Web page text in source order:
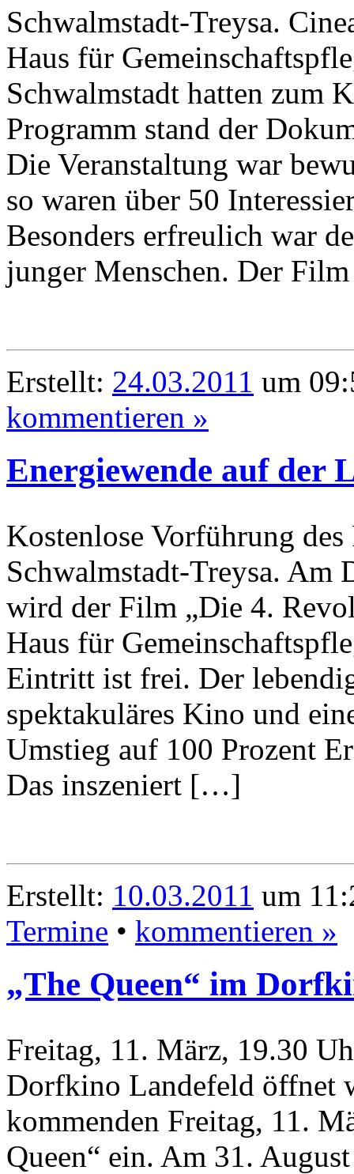
Schwalmstadt-Treysa.
Haus für
Schwalmstadt hatten zum
Programm stand der
Die Veranstaltung war
so waren über 50
Besonders erfreulich war
junger Menschen. Der
Erstellt: 24.03.2011 um
kommentieren »
Energiewende auf der
Kostenlose Vorführung
Schwalmstadt-Treysa. Am
wird der Film „Die 4.
Haus für
Eintritt ist frei. Der
spektakuläres Kino und
Umstieg auf 100 Prozent
Das inszeniert […]
Erstellt: 10.03.2011 um
Termine • kommentieren »
„The Queen“ im
Freitag, 11. März, 19.30
Dorfkino Landefeld öffnet
kommenden Freitag, 11.
Queen“ ein. Am 31.